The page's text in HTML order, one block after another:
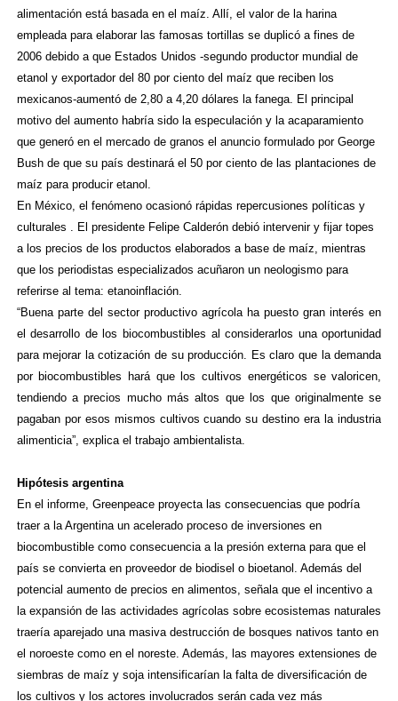
alimentación está basada en el maíz. Allí, el valor de la harina
empleada para elaborar las famosas tortillas se duplicó a fines de
2006 debido a que Estados Unidos -segundo productor mundial de
etanol y exportador del 80 por ciento del maíz que reciben los
mexicanos-aumentó de 2,80 a 4,20 dólares la fanega. El principal
motivo del aumento habría sido la especulación y la acaparamiento
que generó en el mercado de granos el anuncio formulado por George
Bush de que su país destinará el 50 por ciento de las plantaciones de
maíz para producir etanol.
En México, el fenómeno ocasionó rápidas repercusiones políticas y
culturales . El presidente Felipe Calderón debió intervenir y fijar topes
a los precios de los productos elaborados a base de maíz, mientras
que los periodistas especializados acuñaron un neologismo para
referirse al tema: etanoinflación.
“Buena parte del sector productivo agrícola ha puesto gran interés en
el desarrollo de los biocombustibles al considerarlos una oportunidad
para mejorar la cotización de su producción. Es claro que la demanda
por biocombustibles hará que los cultivos energéticos se valoricen,
tendiendo a precios mucho más altos que los que originalmente se
pagaban por esos mismos cultivos cuando su destino era la industria
alimenticia”, explica el trabajo ambientalista.
Hipótesis argentina
En el informe, Greenpeace proyecta las consecuencias que podría
traer a la Argentina un acelerado proceso de inversiones en
biocombustible como consecuencia a la presión externa para que el
país se convierta en proveedor de biodisel o bioetanol. Además del
potencial aumento de precios en alimentos, señala que el incentivo a
la expansión de las actividades agrícolas sobre ecosistemas naturales
traería aparejado una masiva destrucción de bosques nativos tanto en
el noroeste como en el noreste. Además, las mayores extensiones de
siembras de maíz y soja intensificarían la falta de diversificación de
los cultivos y los actores involucrados serán cada vez más